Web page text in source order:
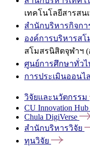
เทคโนโลยีสารสน
สำนักบริหารกิจก
องค์การบริหารส
สโมสรนิสิตจุฬาฯ (
ศูนย์การศึกษาทั่วไ
การประเมินออนไ
วิจัยและนวัตกรรม
CU Innovation Hub
Chula DigiVerse
สำนักบริหารวิจัย
ทุนวิจัย